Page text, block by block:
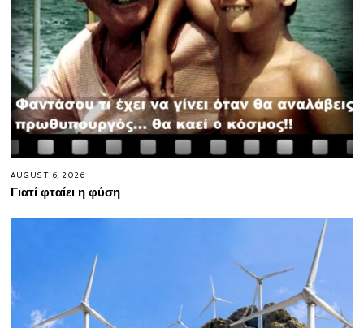
AUGUST 6, 2026
Γιατί φταίει η φύση